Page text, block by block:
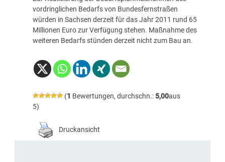
vordringlichen Bedarfs von Bundesfernstraßen
würden in Sachsen derzeit für das Jahr 2011 rund 65
Millionen Euro zur Verfügung stehen. Maßnahme des
weiteren Bedarfs stünden derzeit nicht zum Bau an.
(1 Bewertungen, durchschn.: 5,00aus
5)
Druckansicht